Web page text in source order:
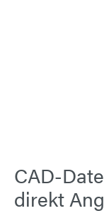
CAD-
direkt